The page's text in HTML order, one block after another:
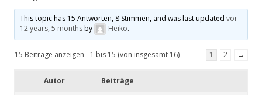
This topic has 15 Antworten, 8 Stimmen, and was last updatedvor
12 years, 5 monthsby Heiko.
15 Beiträge anzeigen - 1 bis 15 (von insgesamt 16) 1 2 →
Autor Beiträge